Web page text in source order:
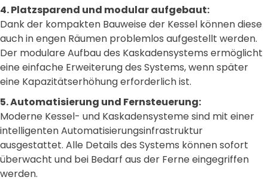
4. Platzsparend und modular aufgebaut:
Dank der kompakten Bauweise der Kessel können diese
auch in engen Räumen problemlos aufgestellt werden.
Der modulare Aufbau des Kaskadensystems ermöglicht
eine einfache Erweiterung des Systems, wenn später
eine Kapazitätserhöhung erforderlich ist.
5. Automatisierung und Fernsteuerung:
Moderne Kessel- und Kaskadensysteme sind mit einer
intelligenten Automatisierungsinfrastruktur
ausgestattet. Alle Details des Systems können sofort
überwacht und bei Bedarf aus der Ferne eingegriffen
werden.